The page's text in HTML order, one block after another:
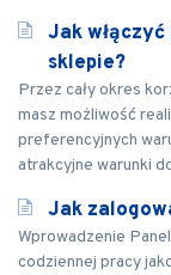
Jak
sklepie?
Przez cały okres
masz możliwość
preferencyjnych
atrakcyjne warunki
Jak
Wprowadzenie
codziennej pracy